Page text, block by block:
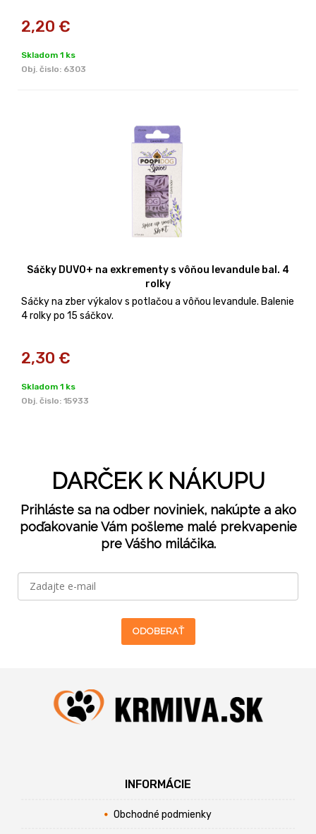
2,20 €
Skladom 1 ks
Obj. čislo: 6303
Sáčky DUVO+ na exkrementy s vôňou levandule bal. 4
rolky
Sáčky na zber výkalov s potlačou a vôňou levandule. Balenie
4 rolky po 15 sáčkov.
2,30 €
Skladom 1 ks
Obj. čislo: 15933
DARČEK K NÁKUPU
Prihláste sa na odber noviniek, nakúpte a ako
poďakovanie Vám pošleme malé prekvapenie
pre Vášho miláčika.
ODOBERAŤ
INFORMÁCIE
Obchodné podmienky